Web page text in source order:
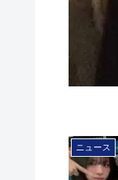
ニュース